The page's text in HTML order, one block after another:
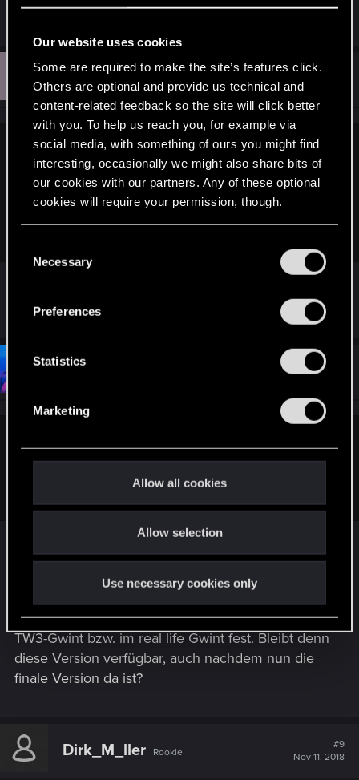
Our website uses cookies
Some are required to make the site’s features click.
Others are optional and provide us technical and
content-related feedback so the site will click better
with you. To help us reach you, for example via
social media, with something of ours you might find
interesting, occasionally we might also share bits of
our cookies with our partners. Any of these optional
cookies will require your permission, though.
and tweak your preferences regarding them in the
Necessary
Preferences
Statistics
Marketing
Allow all cookies
Allow selection
Use necessary cookies only
beschreibt meine schlimmsten Ängste.
Fimbulthrym Senior user
Nov 10, 2018
DavidofReifenberge said:
Ich habe bisher einen erfolgreichen Bogen um Gwent
gemacht, weil ich mir alles für Thronebreaker bewahren
Kennst du Beta-Gwent? Wenn nicht, könnte es dir
DavidofReifenberge
Nov 11, 2018
Fimbulthrym said:
Meinst Du damit die Version aus der Beta-Phase,
als es noch drei Reihen waren? Das hatte ich ganz
rein. Hing zu dem Zeitpunkt noch zu sehr im
TW3-Gwint bzw. im real life Gwint fest. Bleibt denn
diese Version verfügbar, auch nachdem nun die
finale Version da ist?
Dirk_M_ller Rookie
#9
Nov 11, 2018